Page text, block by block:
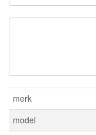
merk
model